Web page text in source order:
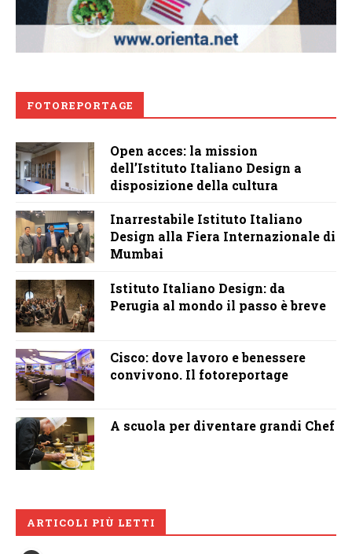
FOTOREPORTAGE
Open acces: la mission
dell’Istituto Italiano Design a
disposizione della cultura
Inarrestabile Istituto Italiano
Design alla Fiera Internazionale di
Mumbai
Istituto Italiano Design: da
Perugia al mondo il passo è breve
Cisco: dove lavoro e benessere
convivono. Il fotoreportage
A scuola per diventare grandi Chef
ARTICOLI PIÙ LETTI